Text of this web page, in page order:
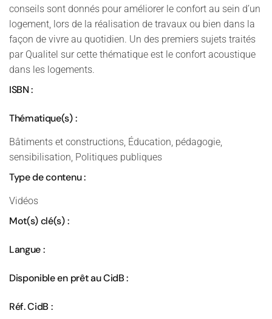
conseils sont donnés pour améliorer le confort au sein d’un
logement, lors de la réalisation de travaux ou bien dans la
façon de vivre au quotidien. Un des premiers sujets traités
par Qualitel sur cette thématique est le confort acoustique
dans les logements.
ISBN :
Thématique(s) :
Bâtiments et constructions, Éducation, pédagogie,
sensibilisation, Politiques publiques
Type de contenu :
Vidéos
Mot(s) clé(s) :
Langue :
Disponible en prêt au CidB :
Réf. CidB :